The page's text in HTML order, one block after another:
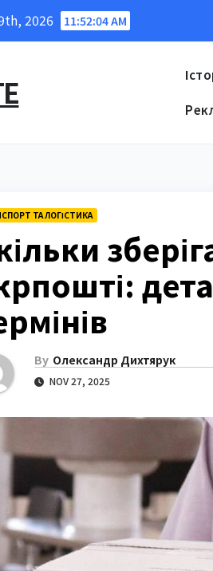
2026 11:52:06 AM
ТА ЛОГІСТИКА
By Олександр Дихтярук
NOV 27, 2025